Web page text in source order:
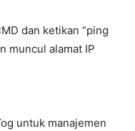
dan ketikan “ping
muncul alamat IP
untuk manajemen